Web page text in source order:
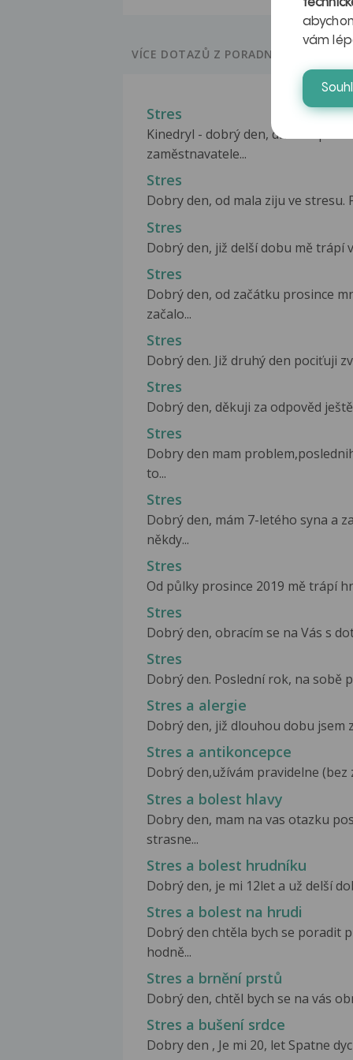
VÍCE DOTAZŮ Z PORADNY
Stres
Kinedryl - dobrý den, dnes
zaměstnavatele...
Stres
Dobry den, od mala ziju ve stresu.
Stres
Dobrý den, již delší dobu mě trápí
Stres
Dobrý den, od začátku prosince
začalo...
Stres
Dobrý den. Již druhý den pociťuji
Stres
Dobrý den, děkuji za odpověd
Stres
Dobry den mam
to...
Stres
Dobrý den, mám 7-letého syna a
někdy...
Stres
Od půlky prosince 2019 mě trápí
Stres
Dobrý den, obracím se na Vás s
Stres
Dobrý den. Poslední rok, na sobě
Stres a alergie
Dobrý den, již dlouhou dobu jsem
Stres a antikoncepce
Dobrý den,užívám pravidelne (bez
Stres a bolest hlavy
Dobry den, mam na vas otazku
strasne...
Stres a bolest hrudníku
Dobrý den, je mi 12let a už delší
Stres a bolest na hrudi
Dobrý den chtěla bych se poradit
hodně...
Stres a brnění prstů
Dobrý den, chtěl bych se na vás
Stres a bušení srdce
Dobry den , Je mi 20, let Spatne
vám